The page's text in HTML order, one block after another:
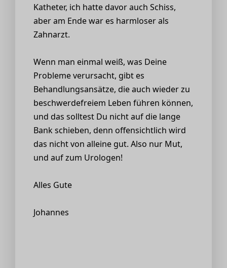
Katheter, ich hatte davor auch Schiss,
aber am Ende war es harmloser als
Zahnarzt.
Wenn man einmal weiß, was Deine
Probleme verursacht, gibt es
Behandlungsansätze, die auch wieder zu
beschwerdefreiem Leben führen können,
und das solltest Du nicht auf die lange
Bank schieben, denn offensichtlich wird
das nicht von alleine gut. Also nur Mut,
und auf zum Urologen!
Alles Gute
Johannes